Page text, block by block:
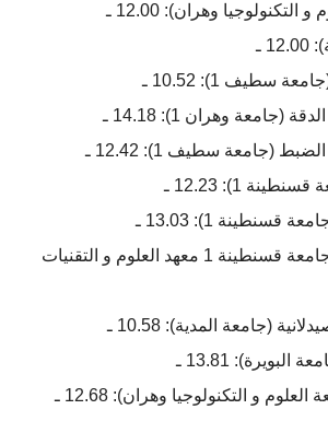
وهران): 12.00 ـ
ـ
سطيف 1): 10.52 ـ
(جامعة وهران 1): 14.18 ـ
(جامعة سطيف 1): 12.42 ـ
1): 12.23 ـ
قسنطينة 1): 13.03 ـ
ـ هندسة ميكانيكية (جامعة قسنطينة 1 معهد العلوم و التقنيات
(جامعة المدية): 10.58 ـ
13.81 ـ
و التكنولوجيا وهران): 12.68 ـ